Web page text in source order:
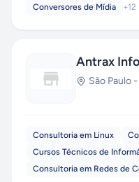
Conversores de Mídia
+12
Antrax
São Paulo -
Consultoria em Linux
Cursos Técnicos de
Consultoria em Redes de